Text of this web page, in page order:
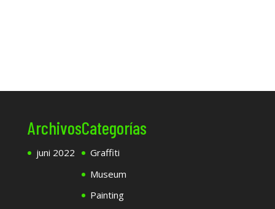
Archivos
juni 2022
Categorías
Graffiti
Museum
Painting